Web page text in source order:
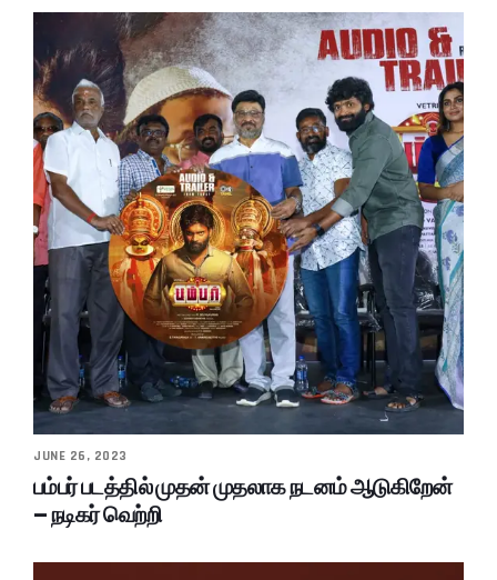
JUNE 26, 2023
பம்பர் படத்தில் முதன் முதலாக நடனம் ஆடுகிறேன்
– நடிகர் வெற்றி